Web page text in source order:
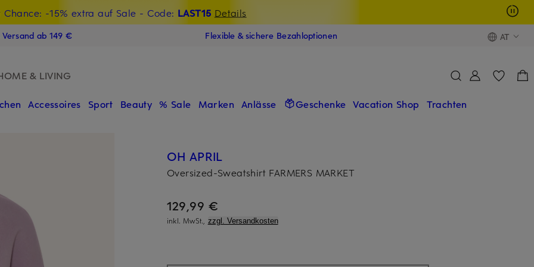
Chance: -15% extra auf Sale - Code: LAST15 Details
Willkommensgutschein mit Beyond sichern
ab 149 € Flexible & sichere Bezahloptionen AT
& LIVING
Accessoires Sport Beauty % Sale Marken Anlässe Geschenke Vacation Shop Trachten
OH APRIL
Oversized-Sweatshirt FARMERS MARKET
129,99 €
inkl. MwSt., zzgl. Versandkosten